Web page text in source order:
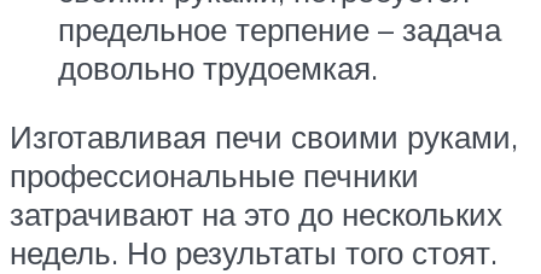
предельное терпение – задача
довольно трудоемкая.
Изготавливая печи своими руками,
профессиональные печники
затрачивают на это до нескольких
недель. Но результаты того стоят.